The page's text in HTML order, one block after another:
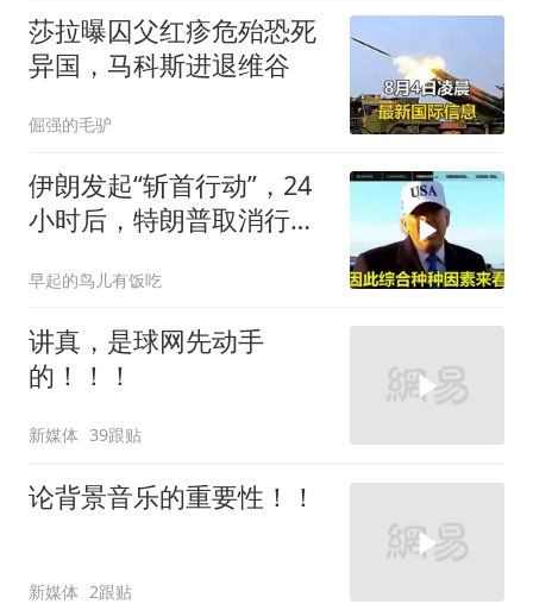
莎拉曝囚父红疹危殆恐死
异国，马科斯进退维谷
倔强的毛驴
伊朗发起“斩首行动”，24
小时后，特朗普取消行
早起的鸟儿有饭吃
讲真，是球网先动手
的！！！
新媒体 39跟贴
论背景音乐的重要性！！
新媒体 2跟贴